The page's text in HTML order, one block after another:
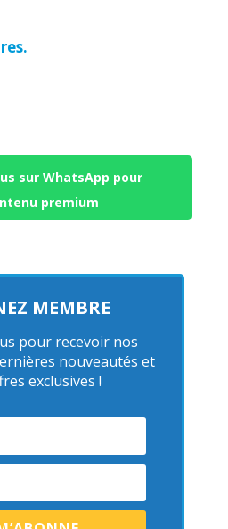
sur WhatsApp pour
premium
MEMBRE
pour recevoir nos
nouveautés et
exclusives !